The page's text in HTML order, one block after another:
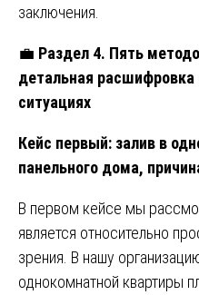
заключения.
💼 Раздел 4. Пять
детальная
ситуациях
Кейс первый: залив в
панельного дома,
В первом кейсе мы
является относительно
зрения. В нашу
однокомнатной квартиры